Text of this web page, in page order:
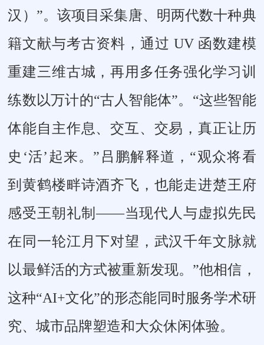
汉）”。该项目采集唐、明两代数十种典
籍文献与考古资料，通过 UV 函数建模
重建三维古城，再用多任务强化学习训
练数以万计的“古人智能体”。“这些智能
体能自主作息、交互、交易，真正让历
史‘活’起来。”吕鹏解释道，“观众将看
到黄鹤楼畔诗酒齐飞，也能走进楚王府
感受王朝礼制——当现代人与虚拟先民
在同一轮江月下对望，武汉千年文脉就
以最鲜活的方式被重新发现。”他相信，
这种“AI+文化”的形态能同时服务学术研
究、城市品牌塑造和大众休闲体验。